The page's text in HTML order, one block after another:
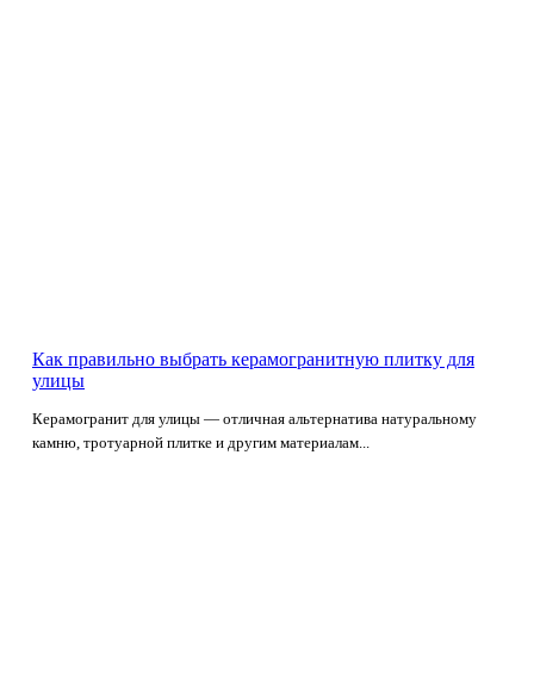
Как правильно выбрать керамогранитную плитку для
улицы
Керамогранит для улицы — отличная альтернатива натуральному
камню, тротуарной плитке и другим материалам...